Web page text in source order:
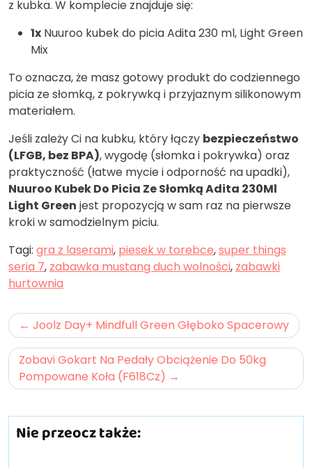
z kubka. W komplecie znajduje się:
1x Nuuroo kubek do picia Adita 230 ml, Light Green
Mix
To oznacza, że masz gotowy produkt do codziennego
picia ze słomką, z pokrywką i przyjaznym silikonowym
materiałem.
Jeśli zależy Ci na kubku, który łączy bezpieczeństwo
(LFGB, bez BPA), wygodę (słomka i pokrywka) oraz
praktyczność (łatwe mycie i odporność na upadki),
Nuuroo Kubek Do Picia Ze Słomką Adita 230Ml
Light Green jest propozycją w sam raz na pierwsze
kroki w samodzielnym piciu.
Tagi: gra z laserami, piesek w torebce,super things
seria 7, zabawka mustang duch wolności, zabawki
hurtownia
Nawigacja
wpisu
Joolz Day+ Mindfull Green Głęboko Spacerowy
Zobavi Gokart Na Pedały Obciążenie Do 50kg
Pompowane Koła (F618Cz)
Nie przeocz także: